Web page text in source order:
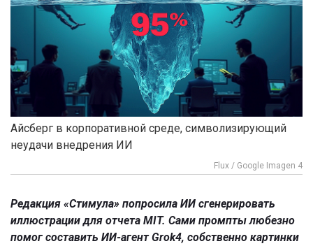
Айсберг в корпоративной среде, символизирующий
неудачи внедрения ИИ
Flux / Google Imagen 4
Редакция «Стимула» попросила ИИ сгенерировать
иллюстрации для отчета MIT. Сами промпты любезно
помог составить ИИ-агент Grok4, собственно картинки